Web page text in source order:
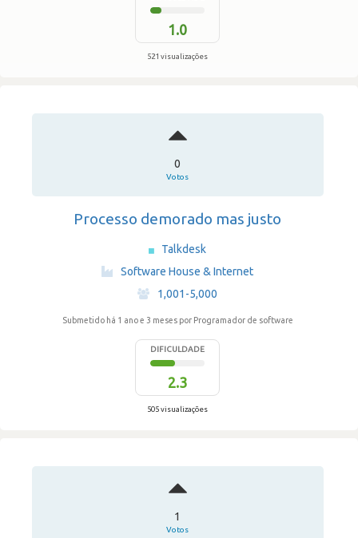
1.0
521 visualizações
0
Votos
Processo demorado mas justo
Talkdesk
Software House & Internet
·
1,001-5,000
Submetido há 1 ano e 3 meses por Programador de software
DIFICULDADE
2.3
505 visualizações
1
Votos